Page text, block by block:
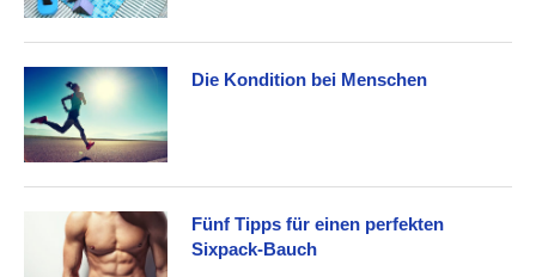
Die Kondition bei Menschen
Fünf Tipps für einen perfekten
Sixpack-Bauch